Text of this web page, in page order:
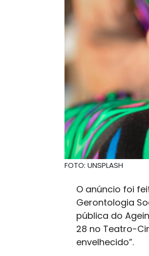
FOTO: UNSPLASH
O anúncio foi
Gerontologia
pública do
28 no Teatro-
envelhecido”.